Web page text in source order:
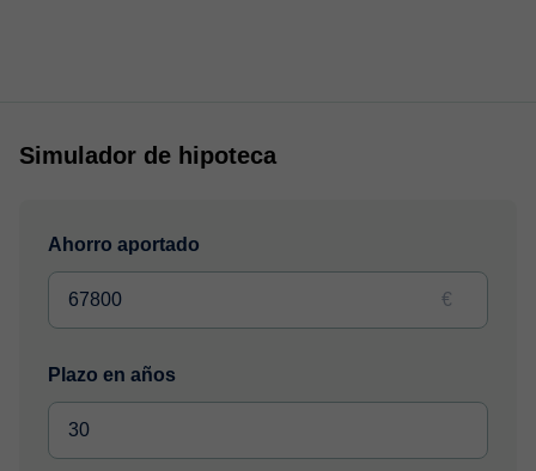
Simulador de hipoteca
Ahorro aportado
€
Plazo en años